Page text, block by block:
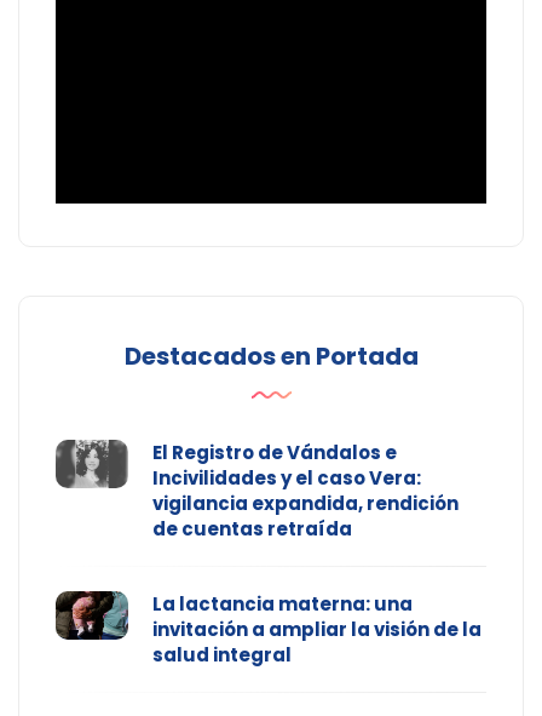
Destacados en Portada
El Registro de Vándalos e
Incivilidades y el caso Vera:
vigilancia expandida, rendición
de cuentas retraída
La lactancia materna: una
invitación a ampliar la visión de la
salud integral